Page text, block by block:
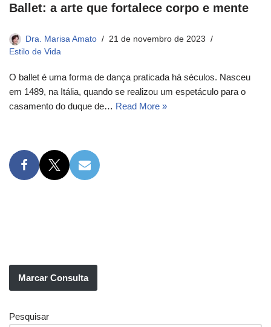
Ballet: a arte que fortalece corpo e mente
Dra. Marisa Amato
21 de novembro de 2023
Estilo de Vida
O ballet é uma forma de dança praticada há séculos. Nasceu
em 1489, na Itália, quando se realizou um espetáculo para o
casamento do duque de… Read More »
Marcar Consulta
Pesquisar